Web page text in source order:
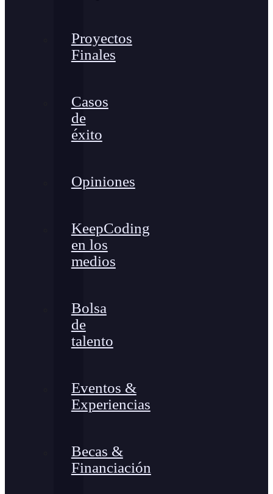
Proyectos
Finales
Casos
de
éxito
Opiniones
KeepCoding
en los
medios
Bolsa
de
talento
Eventos &
Experiencias
Becas &
Financiación